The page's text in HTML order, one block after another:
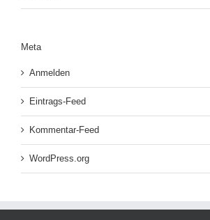
Meta
Anmelden
Eintrags-Feed
Kommentar-Feed
WordPress.org